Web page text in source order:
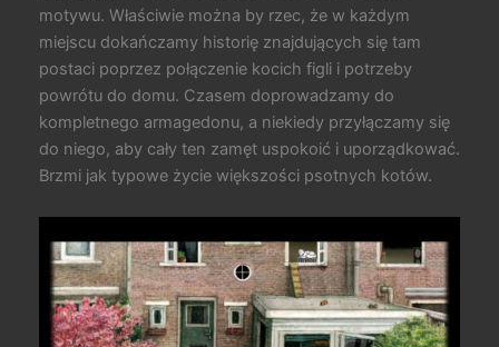
motywu. Właściwie można by rzec, że w każdym
miejscu dokańczamy historię znajdujących się tam
postaci poprzez połączenie kocich figli i potrzeby
powrótu do domu. Czasem doprowadzamy do
kompletnego armagedonu, a niekiedy przyłączamy się
do niego, aby cały ten zamęt uspokoić i uporządkować.
Brzmi jak typowe życie większości psotnych kotów.